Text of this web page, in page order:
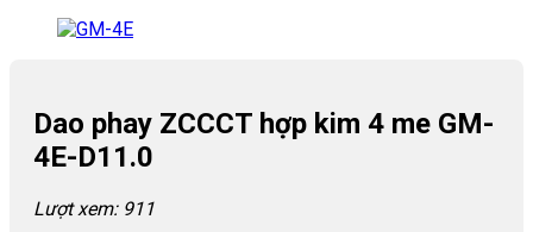
Dao phay ZCCCT hợp kim 4 me GM-
4E-D11.0
Lượt xem: 911